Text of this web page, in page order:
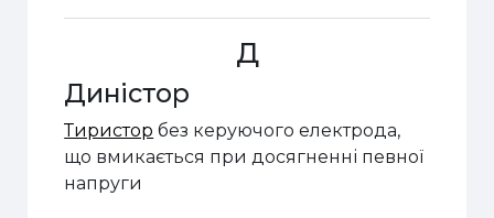
Д
Диністор
Тиристор без керуючого електрода,
що вмикається при досягненні певної
напруги